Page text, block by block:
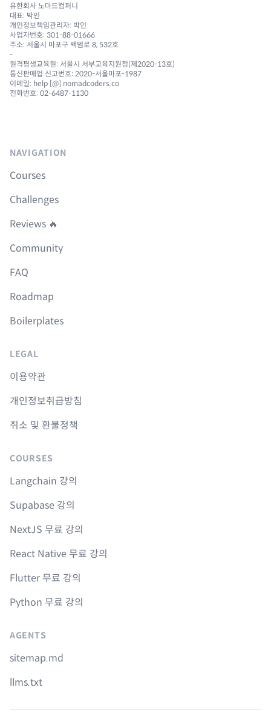
유한회사 노마드컴퍼니
대표: 박인
개인정보책임관리자: 박인
사업자번호: 301-88-01666
주소: 서울시 마포구 백범로 8, 532호
-
원격평생교육원: 서울시 서부교육지원청(제2020-13호)
통신판매업 신고번호: 2020-서울마포-1987
이메일: help [@] nomadcoders.co
전화번호: 02-6487-1130
NAVIGATION
Courses
Challenges
Reviews 🔥
Community
FAQ
Roadmap
Boilerplates
LEGAL
이용약관
개인정보취급방침
취소 및 환불정책
COURSES
Langchain 강의
Supabase 강의
NextJS 무료 강의
React Native 무료 강의
Flutter 무료 강의
Python 무료 강의
AGENTS
sitemap.md
llms.txt